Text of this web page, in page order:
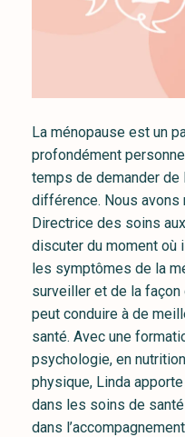
La ménopause est un
profondément
temps de demander de
différence. Nous avons
Directrice des soins
discuter du moment où
les symptômes de la
surveiller et de la
peut conduire à de
santé. Avec une
psychologie, en
physique, Linda
dans les soins de
dans